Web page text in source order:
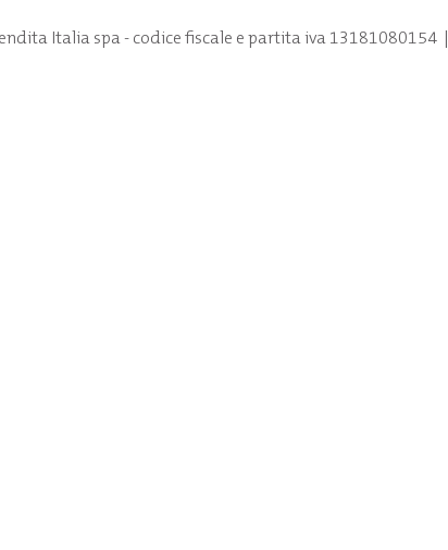
Italia spa - codice fiscale e partita iva 13181080154|